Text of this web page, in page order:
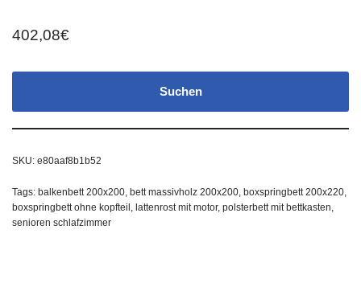
402,08€
Suchen
SKU: e80aaf8b1b52
Tags: balkenbett 200x200, bett massivholz 200x200, boxspringbett 200x220,
boxspringbett ohne kopfteil , lattenrost mit motor, polsterbett mit bettkasten,
senioren schlafzimmer